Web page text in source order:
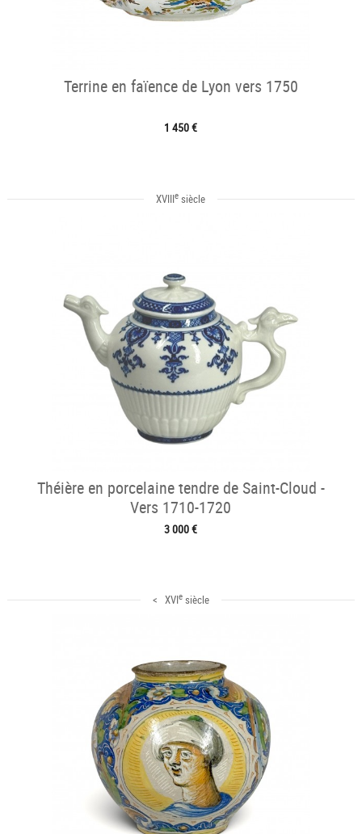
Terrine en faïence de Lyon vers 1750
1 450 €
XVIIIe siècle
Théière en porcelaine tendre de Saint-Cloud -
Vers 1710-1720
3 000 €
< XVIesiècle